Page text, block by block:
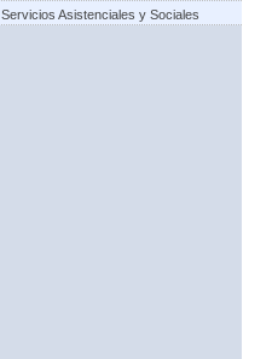
Servicios Asistenciales y Sociales